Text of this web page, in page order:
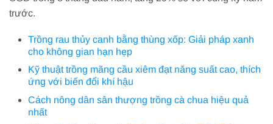
trước.
Trồng rau thủy canh bằng thùng xốp: Giải pháp xanh
cho không gian hạn hẹp
Kỹ thuật trồng mãng cầu xiêm đạt năng suất cao, thích
ứng với biến đổi khí hậu
Cách nông dân sân thượng trồng cà chua hiệu quả
nhất